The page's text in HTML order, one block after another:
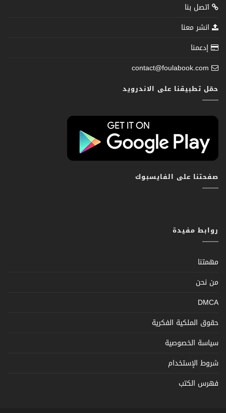
اتصل بنا
انشر معنا
إدعمنا
contact@foulabook.com
حمّل تطبيقنا على الاندرويد
صفحتنا على الفايسبوك
روابط مفيدة
مهمتنا
من نحن
DMCA
حقوق الملكية الفكرية
سياسة الخصوصية
شروط الإستخدام
فهرس الكتب